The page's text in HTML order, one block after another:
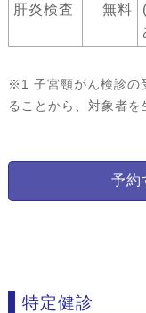
肝炎検査 無料
※1 子宮頸がん検診の
ることから、対象者を
予約
特定健診